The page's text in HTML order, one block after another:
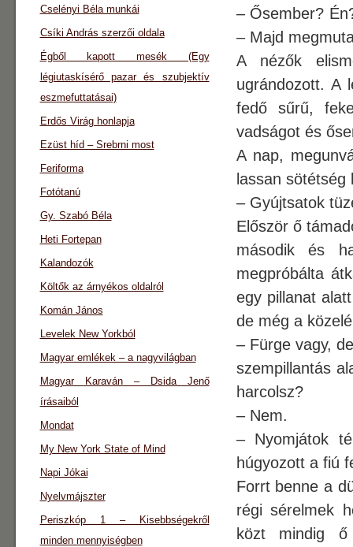
– Ősember?
– Majd
A nézők
ugrándozott. A
fedő sűrű,
vadságot és
A nap,
lassan
– Gyújtsatok
Először ő
második és
megpróbálta
egy pillanat
de még a
– Fürge vagy,
szempillantás
harcolsz?
– Nem.
– Nyomjátok
húgyozott a fiú
Forrt benne a
régi sérelmek
közt mindig
Cselényi Béla munkái
Csíki András szerzői oldala
Égből kapott mesék (Egy
légiutaskísérő pazar és szubjektív
eszmefuttatásai)
Erdős Virág honlapja
Ezüst híd – Srebrni most
Feriforma
Fotótanú
Gy. Szabó Béla
Heti Fortepan
Kalandozók
Költők az árnyékos oldalról
Komán János
Levelek New Yorkból
Magyar emlékek – a nagyvilágban
Magyar Karaván – Dsida Jenő
írásaiból
Mondat
My New York State of Mind
Napi Jókai
Nyelvmájszter
Periszkóp 1 – Kisebbségekről
minden mennyiségben